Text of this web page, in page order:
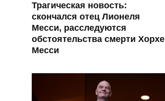
Трагическая новость:
скончался отец Лионеля
Месси, расследуются
обстоятельства смерти Хорхе
Месси